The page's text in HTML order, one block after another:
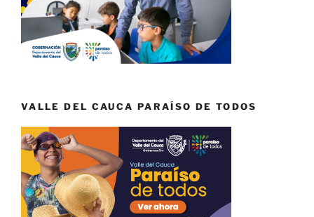
VALLE DEL CAUCA PARAÍSO DE TODOS